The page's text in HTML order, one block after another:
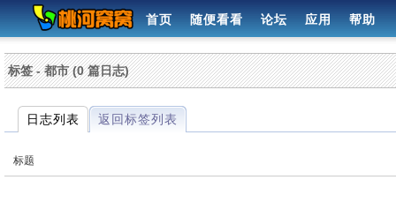
首页 随便看看 论坛 应用 帮助
标签 - 都市 (0 篇日志)
日志列表 返回标签列表
标题